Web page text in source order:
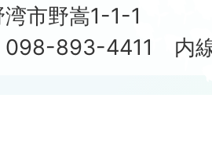
市野嵩1-1-1
098-893-4411 内